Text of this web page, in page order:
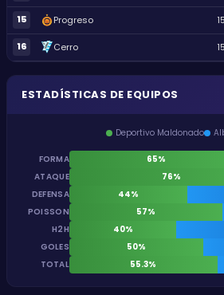
15 Progreso 15
16 Cerro 15
ESTADÍSTICAS DE EQUIPOS
Deportivo Maldonado
FORMA 65%
ATAQUE
76%
DEFENSA
44%
POISSON
57%
H2H
40%
GOLES
50%
TOTAL
55.3%